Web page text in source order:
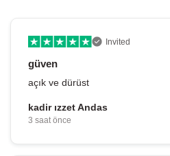
Invited
güven
açık ve dürüst
kadir ızzet Andas
3 saat önce